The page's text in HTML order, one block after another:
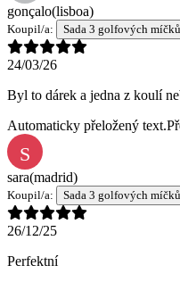
gonçalo(lisboa)
Koupil/a: Sada 3 golfových
24/03/26
Byl to dárek a jedna z koulí
Automaticky přeložený text.
S
sara(madrid)
Koupil/a: Sada 3 golfových
26/12/25
Perfektní